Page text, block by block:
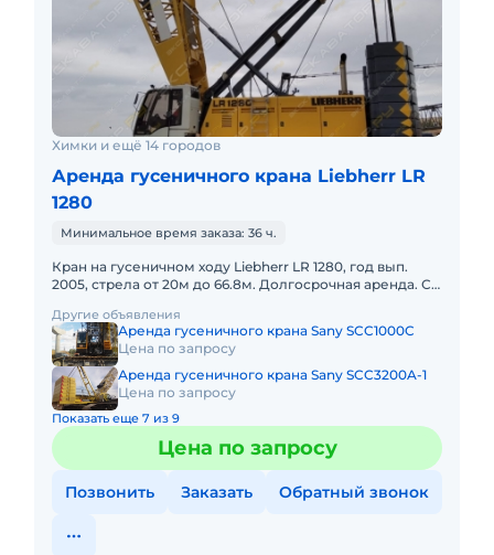
Химки и ещё 14 городов
Аренда гусеничного крана Liebherr LR
1280
Минимальное время заказа: 36 ч.
Кран на гусеничном ходу Liebherr LR 1280, год вып.
2005, стрела от 20м до 66.8м. Долгосрочная аренда. С
отчетных
Другие объявления
Аренда гусеничного крана Sany SCC1000C
Цена по запросу
Аренда гусеничного крана Sany SCC3200A-1
Цена по запросу
Показать еще 7 из 9
Цена по запросу
Позвонить Заказать Обратный звонок